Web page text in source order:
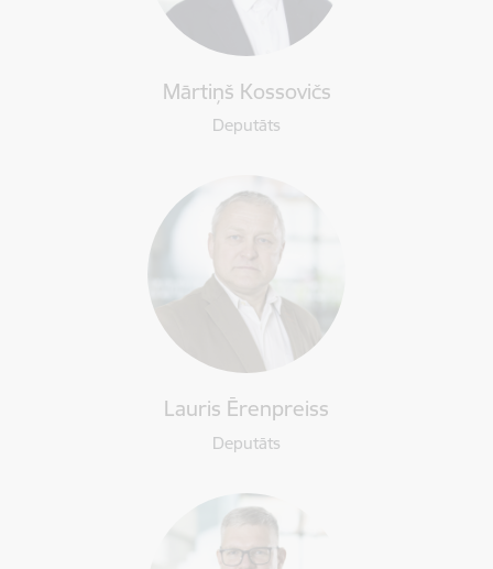
Mārtiņš Kossovičs
Deputāts
Lauris Ērenpreiss
Deputāts